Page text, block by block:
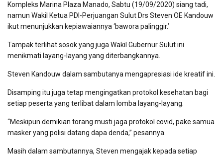
Kompleks Marina Plaza Manado, Sabtu (19/09/2020) siang tadi,
namun Wakil Ketua PDI-Perjuangan Sulut Drs Steven OE Kandouw
ikut menunjukkan kepiawaiannya ‘bawora palinggir.’
Tampak terlihat sosok yang juga Wakil Gubernur Sulut ini
menikmati layang-layang yang diterbangkannya.
Steven Kandouw dalam sambutanya mengapresiasi ide kreatif ini.
Disamping itu juga tetap mengingatkan protokol kesehatan bagi
setiap peserta yang terlibat dalam lomba layang-layang.
“Meskipun demikian torang musti jaga protokol covid, pake samua
masker yang polisi datang dapa denda,” pesannya.
Masih dalam sambutannya, Steven mengajak kepada setiap